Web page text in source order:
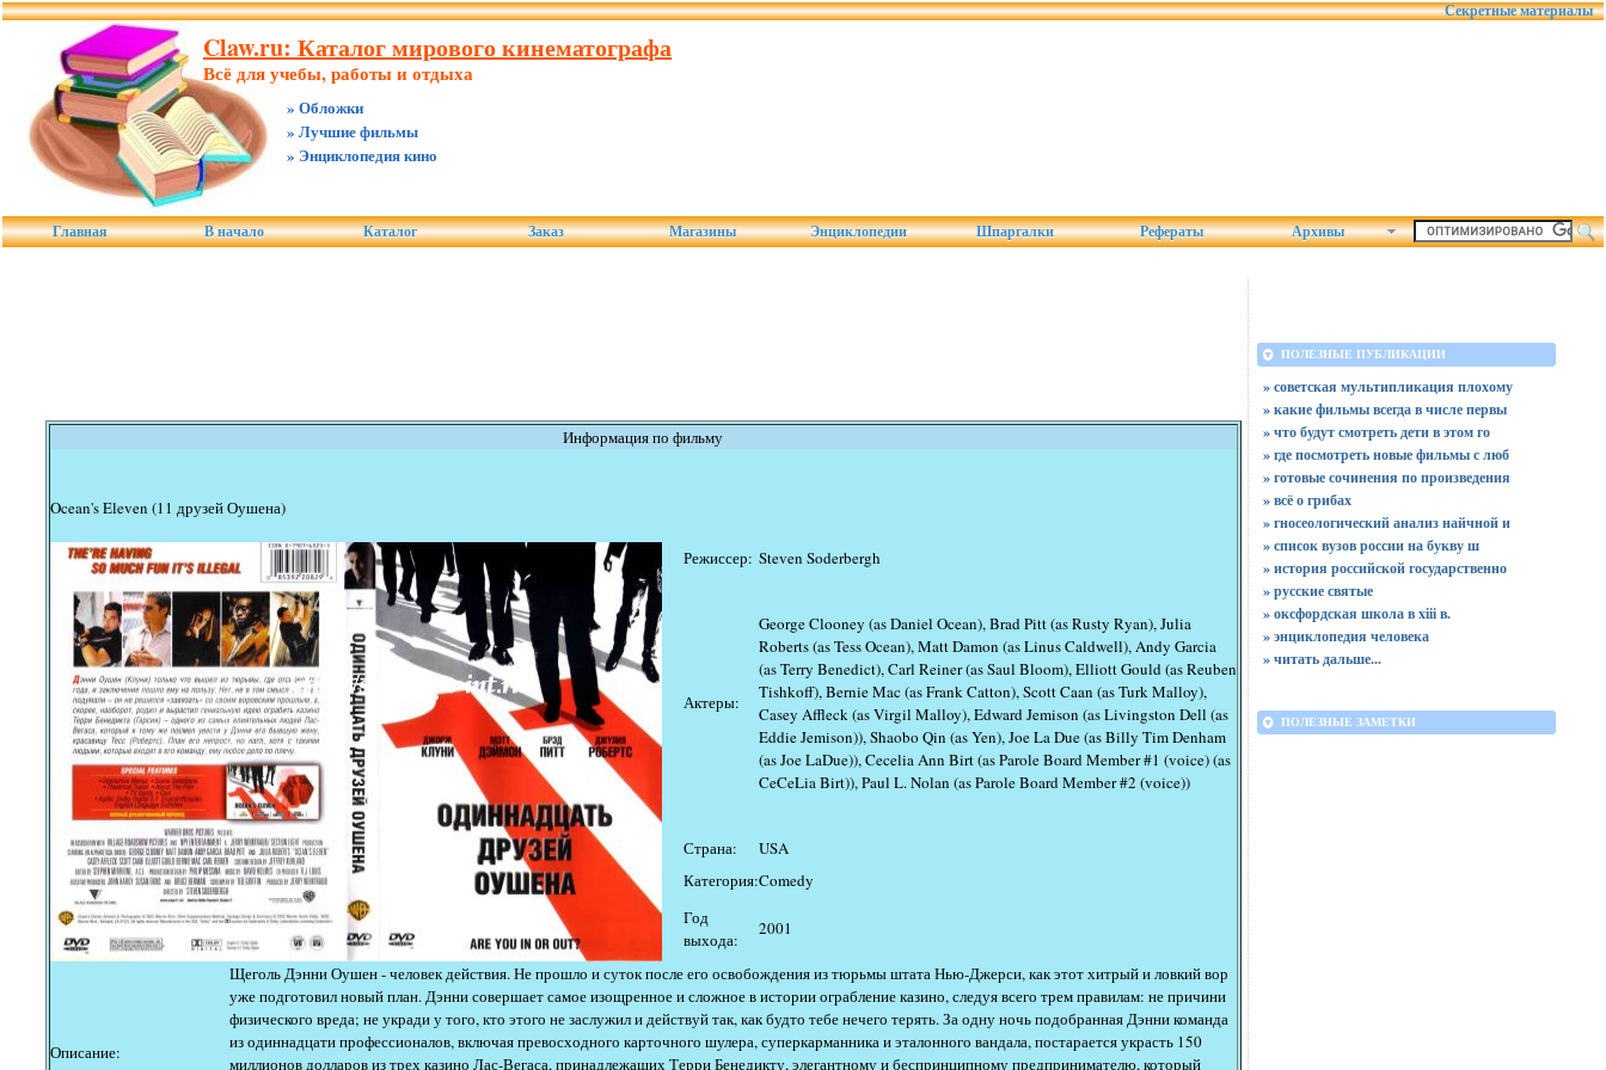
Секретные материалы
Claw.ru: Каталог мирового кинематографа
Всё для учебы, работы и отдыха
» Обложки
» Лучшие фильмы
» Энциклопедия кино
Главная В начало Каталог Заказ Магазины Энциклопедии Шпаргалки Рефераты Архивы
Информация по фильму
Ocean's Eleven (11 друзей Оушена)
Режиссер: Steven Soderbergh
Актеры:
George Clooney (as Daniel Ocean), Brad Pitt (as Rusty Ryan), Julia
Roberts (as Tess Ocean), Matt Damon (as Linus Caldwell), Andy Garcia
(as Terry Benedict), Carl Reiner (as Saul Bloom), Elliott Gould (as Reuben
Tishkoff), Bernie Mac (as Frank Catton), Scott Caan (as Turk Malloy),
Casey Affleck (as Virgil Malloy), Edward Jemison (as Livingston Dell (as
Eddie Jemison)), Shaobo Qin (as Yen), Joe La Due (as Billy Tim Denham
(as Joe LaDue)), Cecelia Ann Birt (as Parole Board Member #1 (voice) (as
CeCeLia Birt)), Paul L. Nolan (as Parole Board Member #2 (voice))
Страна:
USA
Категория:Comedy
Год
выхода:
2001
Описание:
Щеголь Дэнни Оушен - человек действия. Не прошло и суток после его освобождения из тюрьмы штата Нью-Джерси, как этот хитрый и ловкий вор
уже подготовил новый план. Дэнни совершает самое изощренное и сложное в истории ограбление казино, следуя всего трем правилам: не причини
физического вреда; не укради у того, кто этого не заслужил и действуй так, как будто тебе нечего терять. За одну ночь подобранная Дэнни команда
из одиннадцати профессионалов, включая превосходного карточного шулера, суперкарманника и эталонного вандала, постарается украсть 150
миллионов долларов из трех казино Лас-Вегаса, принадлежащих Терри Бенедикту, элегантному и беспринципному предпринимателю, который
ПОЛЕЗНЫЕ ПУБЛИКАЦИИ
» советская мультипликация плохому
» какие фильмы всегда в числе первы
» что будут смотреть дети в этом го
» где посмотреть новые фильмы с люб
» готовые сочинения по произведения
» всё о грибах
» гносеологический анализ найчной и
» список вузов россии на букву ш
» история российской государственно
» русские святые
» оксфордская школа в xiii в.
» энциклопедия человека
»читать дальше...
ПОЛЕЗНЫЕ ЗАМЕТКИ